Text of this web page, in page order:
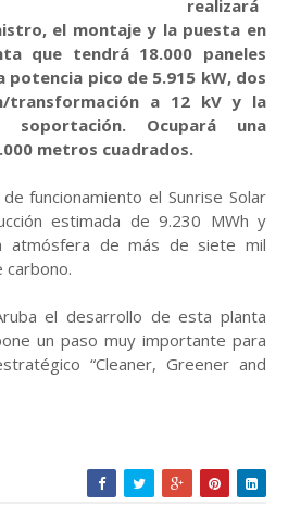
realizará
el montaje y la puesta en
que tendrá 18.000 paneles
pico de 5.915 kW, dos
transformación a 12 kV y la
Ocupará una
metros cuadrados.
funcionamiento el Sunrise Solar
estimada de 9.230 MWh y
atmósfera de más de siete mil
carbono.
el desarrollo de esta planta
un paso muy importante para
“Cleaner, Greener and